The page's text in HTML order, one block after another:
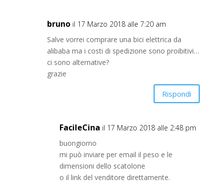
bruno il 17 Marzo 2018 alle 7:20 am
Salve vorrei comprare una bici elettrica da
alibaba ma i costi di spedizione sono proibitivi…
ci sono alternative?
grazie
Rispondi
FacileCina il 17 Marzo 2018 alle 2:48 pm
buongiorno
mi può inviare per email il peso e le
dimensioni dello scatolone
o il link del venditore direttamente.